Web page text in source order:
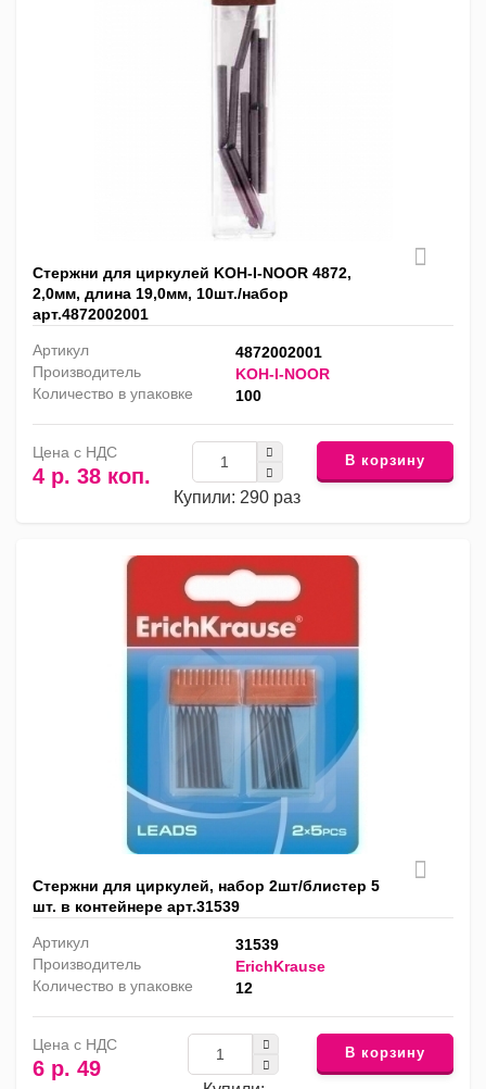
Стержни для циркулей KOH-I-NOOR 4872,
2,0мм, длина 19,0мм, 10шт./набор
арт.4872002001
Артикул
4872002001
Производитель
KOH-I-NOOR
Количество в упаковке
100
Цена с НДС
4 р. 38 коп.
Купили: 290 раз
В корзину
Стержни для циркулей, набор 2шт/блистер 5
шт. в контейнере арт.31539
Артикул
31539
Производитель
ErichKrause
Количество в упаковке
12
Цена с НДС
6 р. 49
В корзину